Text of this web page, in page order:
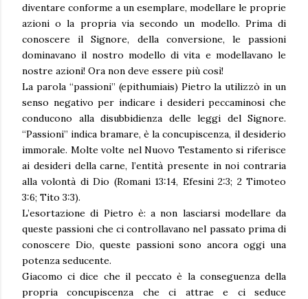
diventare conforme a un esemplare, modellare le proprie
azioni o la propria via secondo un modello. Prima di
conoscere il Signore, della conversione, le passioni
dominavano il nostro modello di vita e modellavano le
nostre azioni! Ora non deve essere più così!
La parola “passioni” (epithumiais) Pietro la utilizzò in un
senso negativo per indicare i desideri peccaminosi che
conducono alla disubbidienza delle leggi del Signore.
“Passioni” indica bramare, è la concupiscenza, il desiderio
immorale. Molte volte nel Nuovo Testamento si riferisce
ai desideri della carne, l’entità presente in noi contraria
alla volontà di Dio (Romani 13:14, Efesini 2:3; 2 Timoteo
3:6; Tito 3:3).
L’esortazione di Pietro è: a non lasciarsi modellare da
queste passioni che ci controllavano nel passato prima di
conoscere Dio, queste passioni sono ancora oggi una
potenza seducente.
Giacomo ci dice che il peccato è la conseguenza della
propria concupiscenza che ci attrae e ci seduce